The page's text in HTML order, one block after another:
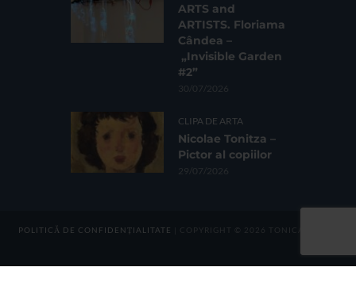
ARTS and
ARTISTS. Floriama
Cândea –
„Invisible Garden
#2”
30/07/2026
CLIPA DE ARTA
Nicolae Tonitza –
Pictor al copiilor
29/07/2026
POLITICĂ DE CONFIDENȚIALITATE | COPYRIGHT © 2026 TONICA GROUP